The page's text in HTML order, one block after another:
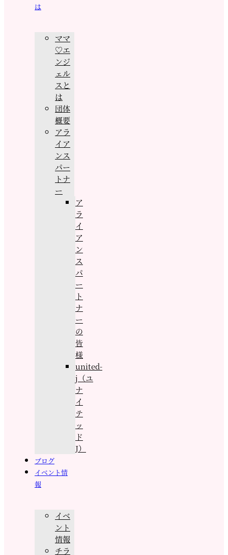
は
ママ
♡エ
ンジ
ェル
スと
は
団体
概要
アラ
イア
ンス
パー
トナ
ー
ア
ラ
イ
ア
ン
ス
パ
ー
ト
ナ
ー
の
皆
様
united-
j（ユ
ナ
イ
テ
ッ
ド
J）
ブログ
イベント情
報
イベ
ント
情報
チラ